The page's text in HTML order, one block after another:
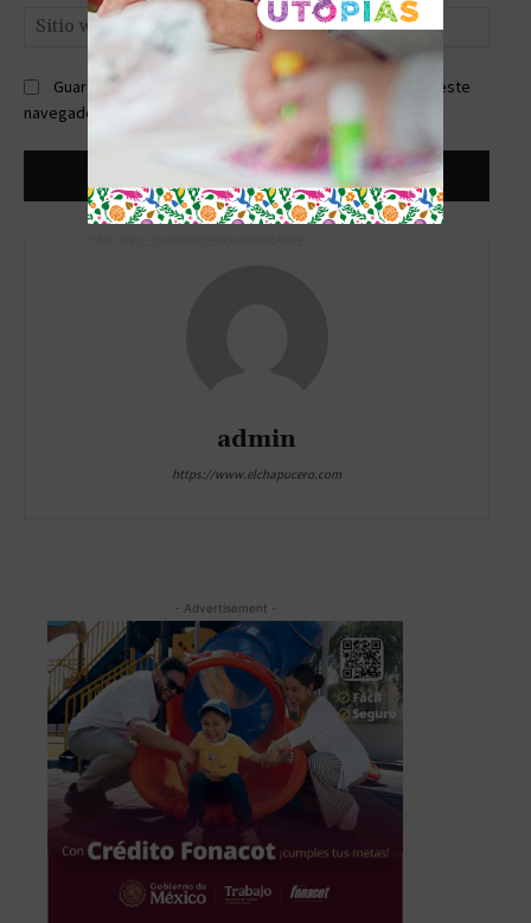
Guardar mi nombre, correo electrónico y sitio web en este
navegador la próxima vez que comente.
admin
https://www.elchapucero.com
- Advertisement -